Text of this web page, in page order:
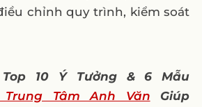
chỉnh quy trình, kiểm soát
Top 10 Ý Tưởng & 6 Mẫu
Trung Tâm Anh Văn Giúp